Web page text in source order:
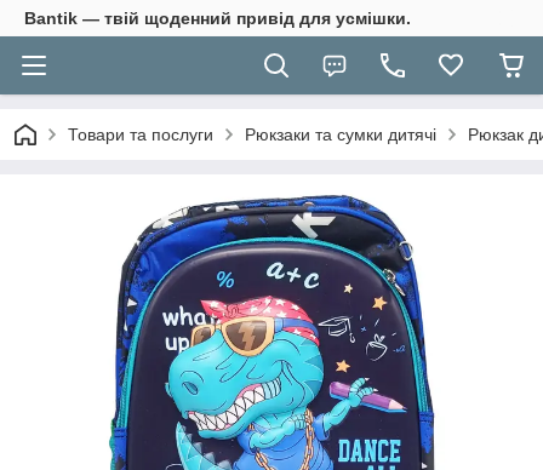
Bantik — твій щоденний привід для усмішки.
Товари та послуги Рюкзаки та сумки дитячі Рюкзак